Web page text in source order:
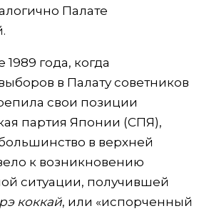
Палате
1989 года, когда
в Палату советников
свои позиции
партия Японии (СПЯ),
в верхней
к возникновению
ситуации, получившей
коккай, или «испорченный